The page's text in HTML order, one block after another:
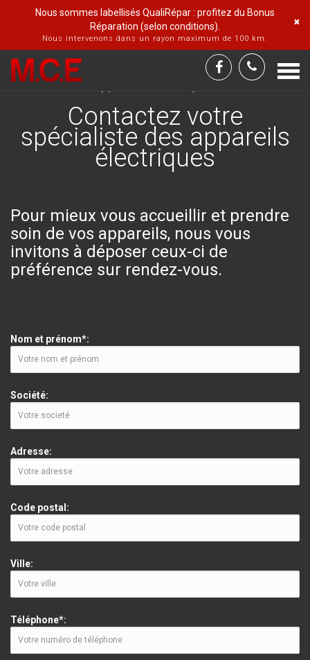
Nous sommes labellisés QualiRépar : profitez du Bonus
Réparation (selon conditions).
Nous intervenons dans un rayon maximum de 100 km.
×
Accueil
Contactez votre spécialiste des
Contactez votre
spécialiste des appareils
électriques
Pour mieux vous accueillir et prendre
soin de vos appareils, nous vous
invitons à déposer ceux-ci de
préférence sur rendez-vous.
Nom et prénom*:
Société:
Adresse:
Code postal:
Ville:
Téléphone*: